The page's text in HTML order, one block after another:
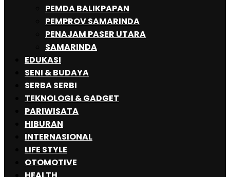
PEMDA BALIKPAPAN
PEMPROV SAMARINDA
PENAJAM PASER UTARA
SAMARINDA
EDUKASI
SENI & BUDAYA
SERBA SERBI
TEKNOLOGI & GADGET
PARIWISATA
HIBURAN
INTERNASIONAL
LIFE STYLE
OTOMOTIVE